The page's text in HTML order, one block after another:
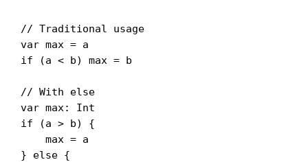
// Traditional usage
var max = a
if (a < b) max = b
// With else
var max: Int
if (a > b) {
    max = a
} else {